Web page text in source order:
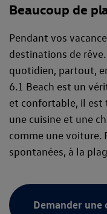
Beaucoup de
Pendant vos
destinations de
quotidien, partout,
6.1 Beach est un
et confortable, il est
une cuisine et une
comme une voiture.
spontanées, à la
Demander